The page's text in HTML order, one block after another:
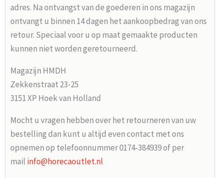
adres. Na ontvangst van de goederen in ons magazijn
ontvangt u binnen 14 dagen het aankoopbedrag van ons
retour. Speciaal voor u op maat gemaakte producten
kunnen niet worden geretourneerd.
Magazijn HMDH
Zekkenstraat 23-25
3151 XP Hoek van Holland
Mocht u vragen hebben over het retourneren van uw
bestelling dan kunt u altijd even contact met ons
opnemen op telefoonnummer 0174-384939 of per
mail info@horecaoutlet.nl